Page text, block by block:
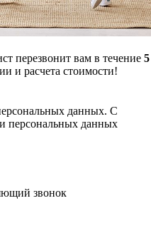
перезвонит вам в течение 5
и расчета стоимости!
данных. С
персональных данных
звонок